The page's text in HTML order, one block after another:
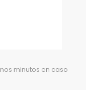
minutos en caso